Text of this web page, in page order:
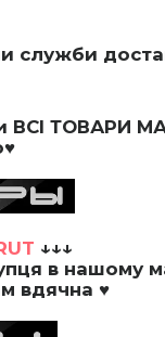
служби
ВСІ ТОВАРИ
↓↓↓
в нашому
вдячна ♥